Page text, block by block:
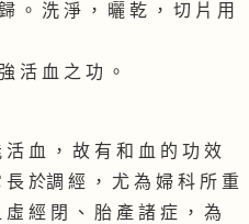
。 洗 淨 ， 曬 乾 ， 切 片 用
活 血 之 功 。
血 ， 故 有 和 血 的 功 效
長 於調 經 ， 尤 為 婦 科 所 重
經 閉 、 胎 產 諸 症 ， 為